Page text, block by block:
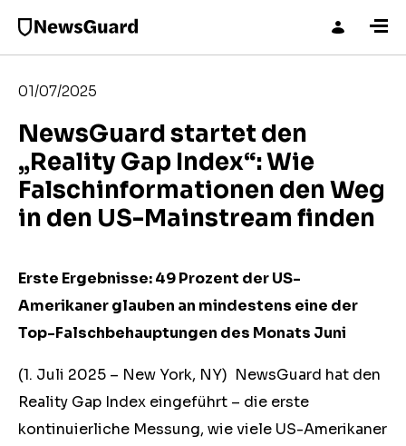
01/07/2025
NewsGuard startet den
„Reality Gap Index“: Wie
Falschinformationen den Weg
in den US-Mainstream finden
Erste Ergebnisse: 49 Prozent der US-
Amerikaner glauben an mindestens eine der
Top-Falschbehauptungen des Monats Juni
(1. Juli 2025 – New York, NY) NewsGuard hat den
Reality Gap Index eingeführt – die erste
kontinuierliche Messung, wie viele US-Amerikaner